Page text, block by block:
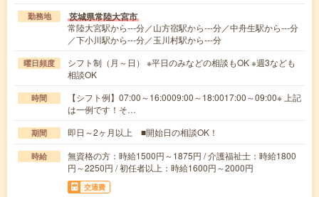
勤務地 茨城県常陸大宮市
常陸大宮駅から---分／山方宿駅から---分／中舟生駅から---分
／下小川駅から---分／玉川村駅から---分
曜日頻度
シフト制（月～日） ※平日のみなどの相談もOK ※週3なども
相談OK
時間
【シフト例】07:00～16:0009:00～18:0017:00～09:00※ 上記
は一例です！そ…
期間 即日～2ヶ月以上 ■開始日の相談OK！
時給
無資格の方：時給1500円～1875円 / 介護福祉士：時給1800
円～2250円 / 初任者以上：時給1600円～2000円
交通費